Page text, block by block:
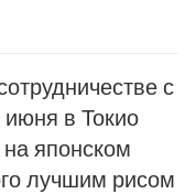
с
июня в Токио
японском
лучшим рисом